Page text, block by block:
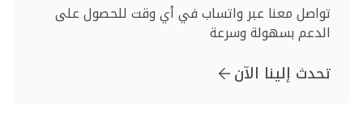
تواصل معنا عبر واتساب في أي وقت للحصول على
الدعم بسهولة وسرعة
تحدث إلينا الآن